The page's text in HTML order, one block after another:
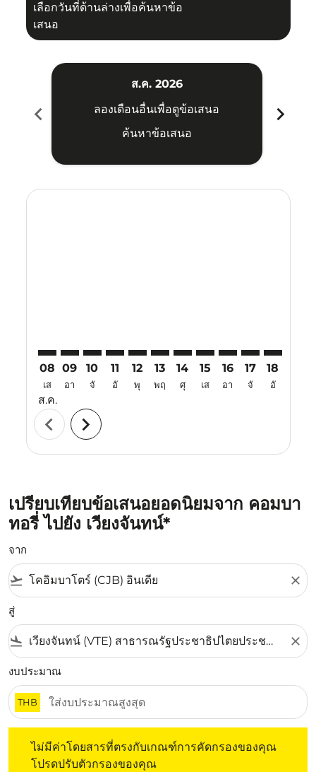
เลือกวันที่ด้านล่างเพื่อค้นหาข้อ
เสนอ
chevron_left
ส.ค. 2026
ลองเดือนอื่นเพื่อดูข้อเสนอ
ค้นหาข้อเสนอ
chevron_right
08
เส
ส.ค.
09
อา
10
จั
11
อั
12
พุ
13
พฤ
14
ศุ
15
เส
16
อา
17
จั
18
อั
chevron_left chevron_right
เปรียบเทียบข้อเสนอยอดนิยมจาก คอมบา
ทอรี่ ไปยัง เวียงจันทน์*
จาก
flight_takeoff close
สู่
flight_land close
งบประมาณ
THB
ไม่มีค่าโดยสารที่ตรงกับเกณฑ์การคัดกรองของคุณ
โปรดปรับตัวกรองของคุณ